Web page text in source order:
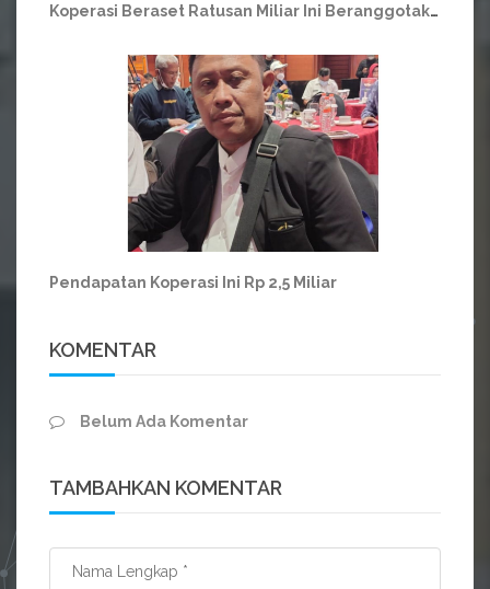
Koperasi Beraset Ratusan Miliar Ini Beranggotakan Tiga Ribuan Orang
Pendapatan Koperasi Ini Rp 2,5 Miliar
KOMENTAR
Belum Ada Komentar
TAMBAHKAN KOMENTAR